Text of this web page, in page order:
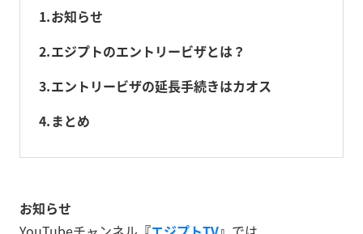
1 お知らせ
2 エジプトのエントリービザとは？
3 エントリービザの延長手続きはカオス
4 まとめ
お知らせ